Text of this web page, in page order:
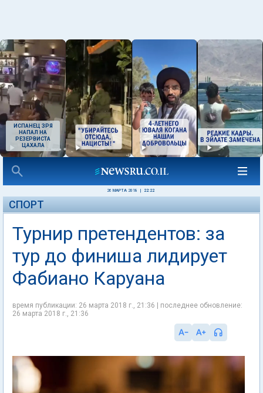
ИСПАНЕЦ ЗРЯ
НАПАЛ НА
РЕЗЕРВИСТА
ЦАХАЛА
26 МАРТА 2018 22:22
СПОРТ
Турнир претендентов: за
тур до финиша лидирует
Фабиано Каруана
время публикации: 26 марта 2018 г., 21:36 | последнее обновление:
26 марта 2018 г., 21:36